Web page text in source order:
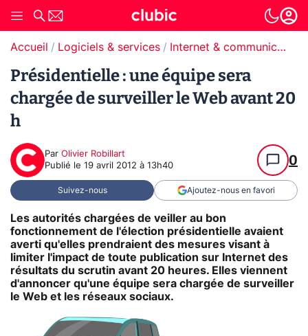
Accueil Logiciels & services Internet & communication
Présidentielle : une équipe sera
chargée de surveiller le Web avant 20
h
Par Olivier Robillart
Publié le 19 avril 2012 à 13h40 0
Suivez-nous Ajoutez-nous en favori
Les autorités chargées de veiller au bon
fonctionnement de l'élection présidentielle avaient
averti qu'elles prendraient des mesures visant à
limiter l'impact de toute publication sur Internet des
résultats du scrutin avant 20 heures. Elles viennent
d'annoncer qu'une équipe sera chargée de surveiller
le Web et les réseaux sociaux.